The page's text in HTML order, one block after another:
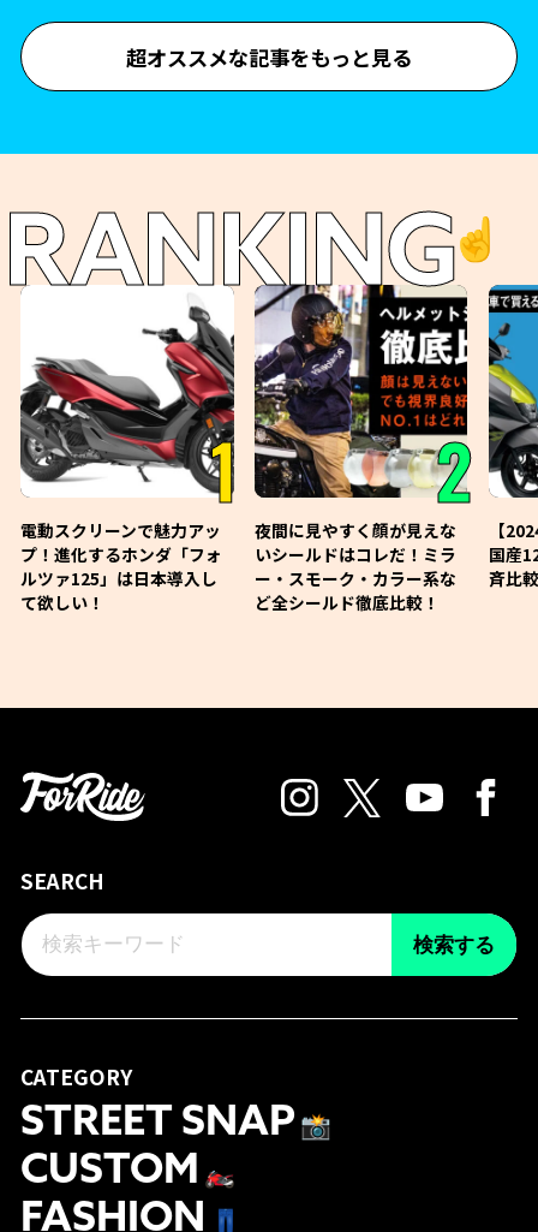
超オススメな記事をもっと見る
RANKING☝️
1
電動スクリーンで魅力アッ
プ！進化するホンダ「フォ
ルツァ125」は日本導入し
て欲しい！
2
夜間に見やすく顔が見えな
いシールドはコレだ！ミラ
ー・スモーク・カラー系な
ど全シールド徹底比較！
【
国産
斉比
SEARCH
検索する
CATEGORY
STREET SNAP 📸
CUSTOM 🏍
FASHION 👖